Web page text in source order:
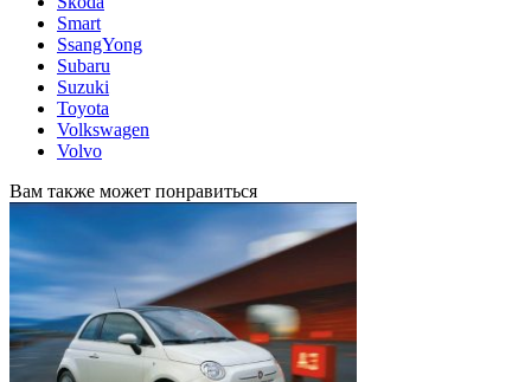
Smart
SsangYong
Subaru
Suzuki
Toyota
Volkswagen
Volvo
Вам также может понравиться